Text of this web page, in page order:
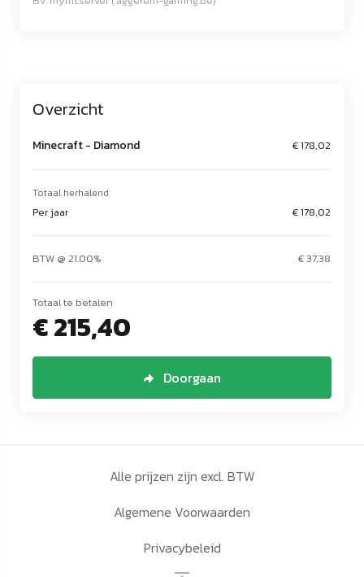
Overzicht
Minecraft - Diamond € 178,02
Totaal herhalend
Per jaar € 178,02
BTW @ 21.00% € 37,38
Totaal te betalen
€ 215,40
Doorgaan
Alle prijzen zijn excl. BTW
Algemene Voorwaarden
Privacybeleid